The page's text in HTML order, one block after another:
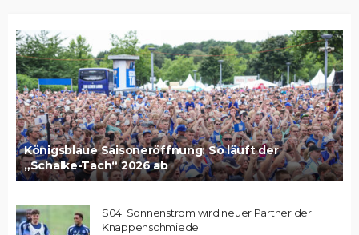
Königsblaue Saisoneröffnung: So läuft der
„Schalke-Tach“ 2026 ab
S04: Sonnenstrom wird neuer Partner der
Knappenschmiede